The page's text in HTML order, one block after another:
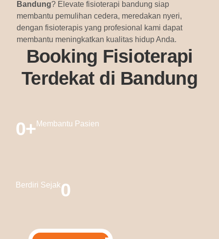
Bandung? Elevate fisioterapi bandung siap
membantu pemulihan cedera, meredakan nyeri,
dengan fisioterapis yang profesional kami dapat
membantu meningkatkan kualitas hidup Anda.
Booking Fisioterapi
Terdekat di Bandung
0+ Membantu Pasien
Berdiri Sejak0